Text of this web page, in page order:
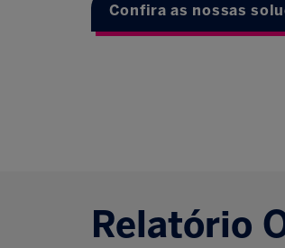
Confira as nossas
Relatório